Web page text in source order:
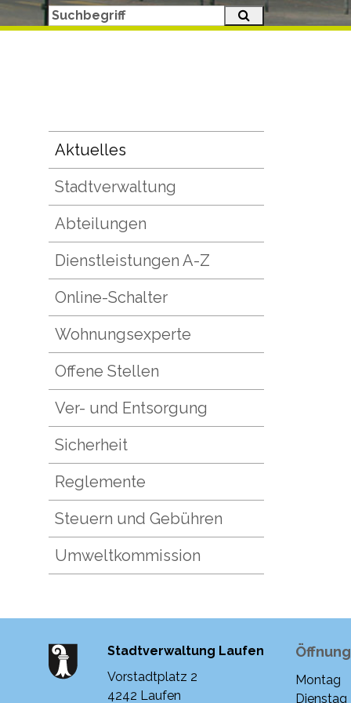
Suchbegriff
Suche starten
Subnavigation
Aktuelles
Stadtverwaltung
Abteilungen
Dienstleistungen A-Z
Online-Schalter
Wohnungsexperte
Offene Stellen
Ver- und Entsorgung
Sicherheit
Reglemente
Steuern und Gebühren
Umweltkommission
Stadtverwaltung Laufen
Vorstadtplatz 2
4242 Laufen
Montag
Dienstag